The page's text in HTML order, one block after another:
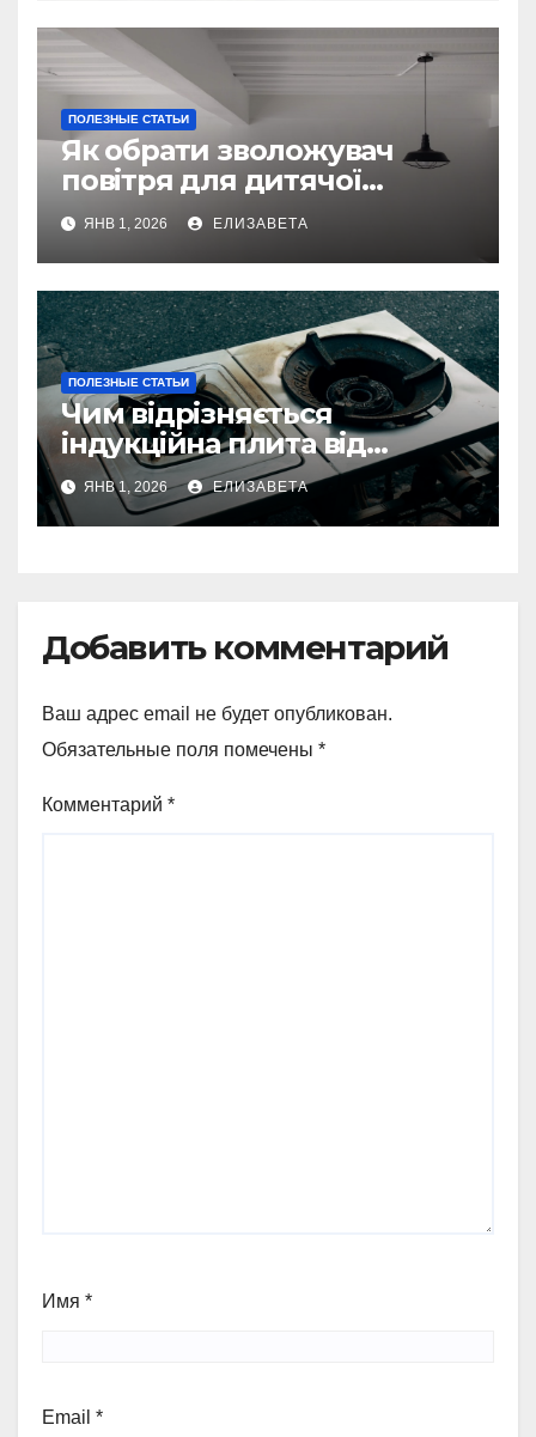
ПОЛЕЗНЫЕ СТАТЬИ
Як обрати зволожувач
повітря для дитячої
кімнати
ЯНВ 1, 2026 ЕЛИЗАВЕТА
ПОЛЕЗНЫЕ СТАТЬИ
Чим відрізняється
індукційна плита від
електричної: переваги та
недоліки
ЯНВ 1, 2026 ЕЛИЗАВЕТА
Добавить комментарий
Ваш адрес email не будет опубликован.
Обязательные поля помечены *
Комментарий *
Имя *
Email *